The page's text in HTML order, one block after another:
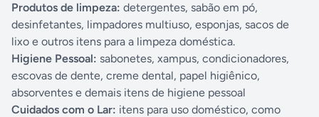
Produtos de limpeza: detergentes, sabão em pó,
desinfetantes, limpadores multiuso, esponjas, sacos de
lixo e outros itens para a limpeza doméstica.
Higiene Pessoal: sabonetes, xampus, condicionadores,
escovas de dente, creme dental, papel higiênico,
absorventes e demais itens de higiene pessoal
Cuidados com o Lar: itens para uso doméstico, como